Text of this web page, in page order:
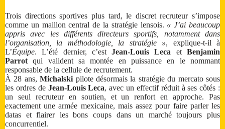
Trois directions sportives plus tard, le discret recruteur s’impose
comme un maillon central de la stratégie lensois. « J’ai beaucoup
appris avec les différents directeurs sportifs, notamment dans
l’organisation, la méthodologie, la stratégie », explique-t-il à
L’Équipe. L’été dernier, c’estJean-Louis Leca etBenjamin
Parrot qui valident sa montée en puissance en le nommant
responsable de la cellule de recrutement.
À 28 ans,Michalski pilote désormais la stratégie du mercato sous
les ordres de Jean-Louis Leca, avec un effectif réduit à ses côtés :
un seul recruteur en soutien, et un renfort en approche. Pas
exactement une armée mexicaine, mais assez pour faire parler les
datas et flairer les bons coups dans un marché toujours plus
concurrentiel.